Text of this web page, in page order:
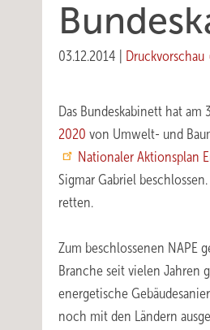
03.12.2014 Druckvorschau
Das Bundeskabinett hat am
2020 von Umwelt- und
Nationaler Aktionsplan
Sigmar Gabriel
retten.
Zum beschlossenen NAPE
Branche seit vielen Jahren
energetische
noch mit den Ländern